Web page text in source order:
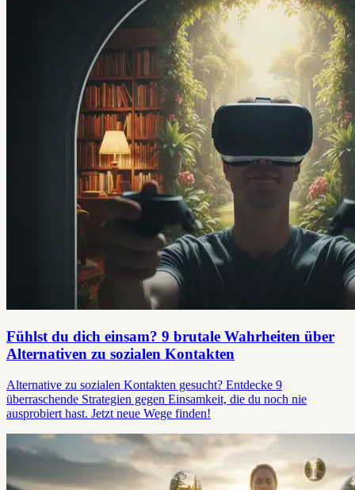
Fühlst du dich einsam? 9 brutale Wahrheiten über
Alternativen zu sozialen Kontakten
Alternative zu sozialen Kontakten gesucht? Entdecke 9
überraschende Strategien gegen Einsamkeit, die du noch nie
ausprobiert hast. Jetzt neue Wege finden!